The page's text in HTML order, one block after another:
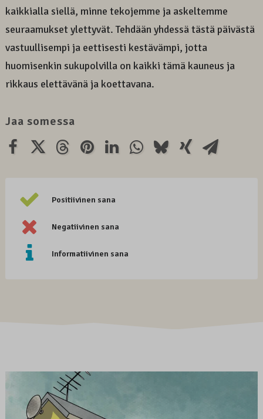
kaikkialla siellä, minne tekojemme ja askeltemme
seuraamukset ylettyvät. Tehdään yhdessä tästä päivästä
vastuullisempi ja eettisesti kestävämpi, jotta
huomisenkin sukupolvilla on kaikki tämä kauneus ja
rikkaus elettävänä ja koettavana.
Jaa somessa
Positiivinen sana
Negatiivinen sana
Informatiivinen sana